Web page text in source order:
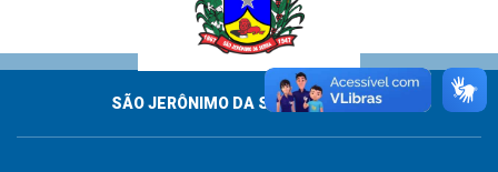
SÃO JERÔNIMO DA SERRA - PARANÁ